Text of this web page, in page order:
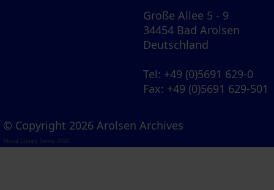
Große Allee 5 - 9
34454 Bad Arolsen
Deutschland
Tel: +49 (0)5691 629-0
Fax: +49 (0)5691 629-501
© Copyright 2026 Arolsen Archives
Visual Library Server 2026